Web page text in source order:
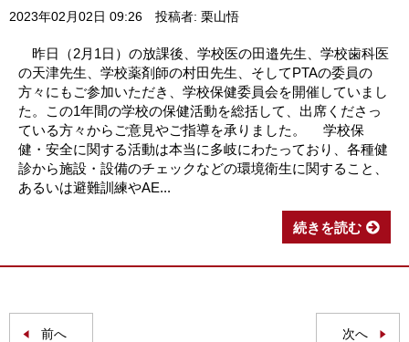
2023年02月02日 09:26 投稿者: 栗山悟
昨日（2月1日）の放課後、学校医の田邉先生、学校歯科医
の天津先生、学校薬剤師の村田先生、そしてPTAの委員の
方々にもご参加いただき、学校保健委員会を開催していまし
た。この1年間の学校の保健活動を総括して、出席くださっ
ている方々からご意見やご指導を承りました。 学校保
健・安全に関する活動は本当に多岐にわたっており、各種健
診から施設・設備のチェックなどの環境衛生に関すること、
あるいは避難訓練やAE...
続きを読む
前へ 次へ